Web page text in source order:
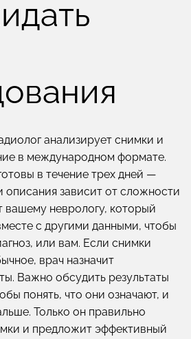
анализирует снимки и
в международном формате.
в течение трех дней —
описания зависит от сложности
вашему неврологу, который
с другими данными, чтобы
или вам. Если снимки
врач назначит
Важно обсудить результаты
понять, что они означают, и
Только он правильно
и предложит эффективный